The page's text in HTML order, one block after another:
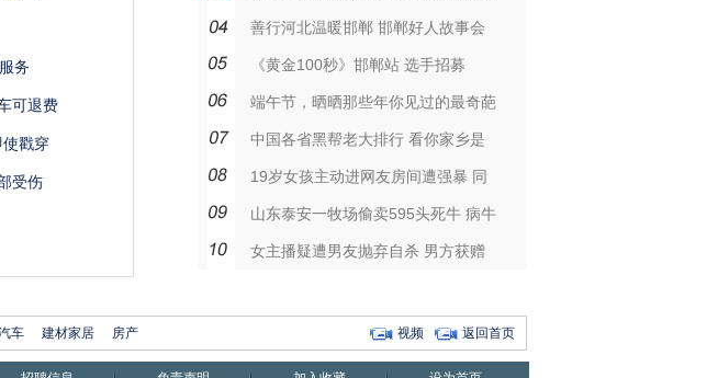
务
可退费
使戳穿
受伤
善行河北温暖邯郸 邯郸好人故事会
《黄金100秒》邯郸站 选手招募
端午节，晒晒那些年你见过的最奇葩
中国各省黑帮老大排行 看你家乡是
19岁女孩主动进网友房间遭强暴 同
山东泰安一牧场偷卖595头死牛 病牛
女主播疑遭男友抛弃自杀 男方获赠
车 建材家居 房产 返回首页
视频